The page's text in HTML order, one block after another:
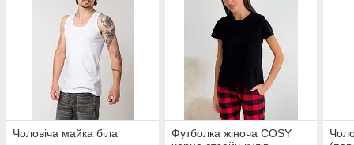
Чоловіча майка біла
Футболка жіноча COSY